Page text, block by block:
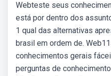
Webteste seus
está por dentro dos
1 qual das alternativas
brasil em ordem de.
conhecimentos gerais
perguntas de